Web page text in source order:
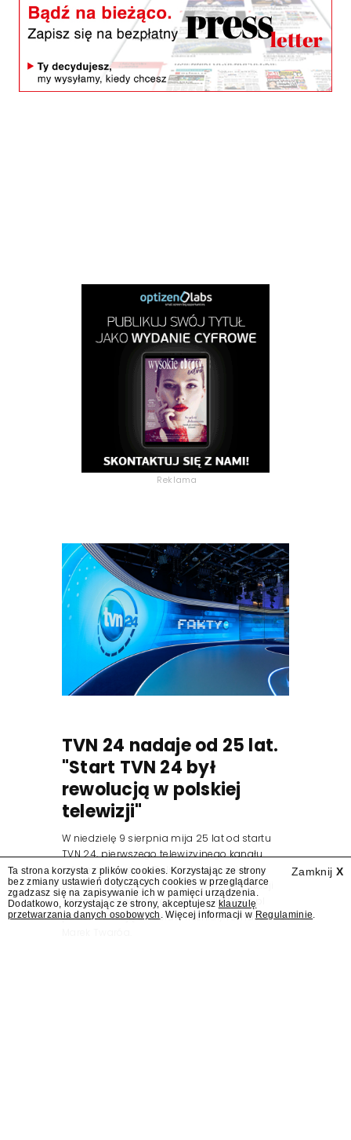
Reklama
TVN 24 nadaje od 25 lat.
"Start TVN 24 był
rewolucją w polskiej
telewizji"
W niedzielę 9 sierpnia mija 25 lat od startu
TVN 24, pierwszego telewizyjnego kanału
informacyjnego w Polsce. Na ten dzień
zaplanowano finał urodzinowej trasy stacji
"Jesteśmy stąd". 25 lat TVN 24 dla Press.pl
podsumowują Jarosław Kuźniar, Tomasz Lis i
Zamknij X
Ta strona korzysta z plików cookies. Korzystając ze strony
bez zmiany ustawień dotyczących cookies w przeglądarce
zgadzasz się na zapisywanie ich w pamięci urządzenia.
Dodatkowo, korzystając ze strony, akceptujesz klauzulę
przetwarzania danych osobowych . Więcej informacji w Regulaminie.